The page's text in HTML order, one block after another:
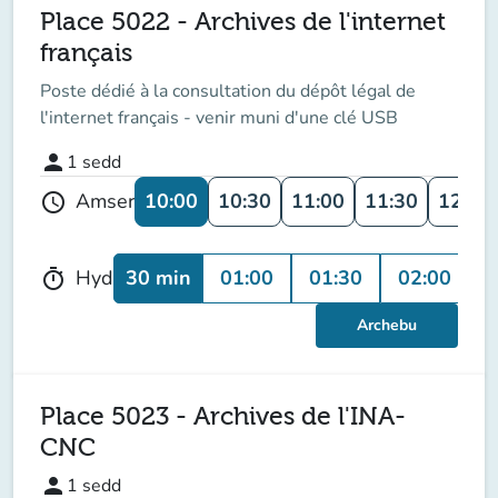
Place 5022 - Archives de l'internet
français
Poste dédié à la consultation du dépôt légal de
l'internet français - venir muni d'une clé USB
person 1 sedd
schedule Amser 10:00 10:30 11:00 11:30 12:00
timer Hyd 30 min 01:00 01:30 02:00
Archebu
Place 5023 - Archives de l'INA-
CNC
person 1 sedd